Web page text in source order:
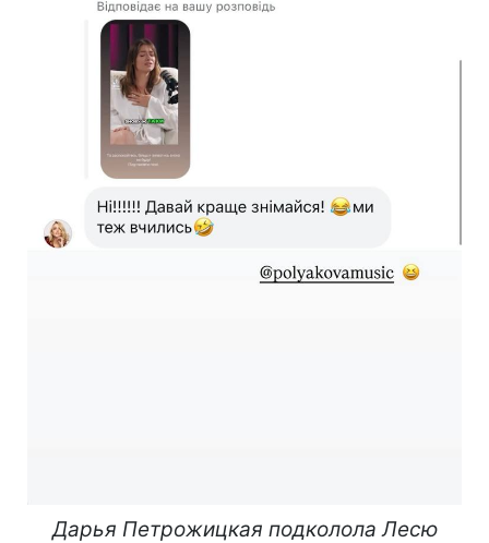
Дарья Петрожицкая подколола Лесю